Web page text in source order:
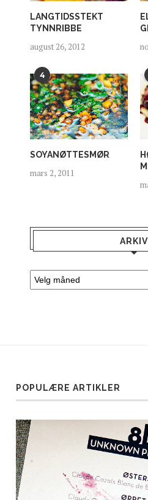
LANGTIDSSTEKT
TYNNRIBBE
august 26, 2012
4
SOYANØTTESMØR
mars 2, 2011
ARKIV
POPULÆRE ARTIKLER